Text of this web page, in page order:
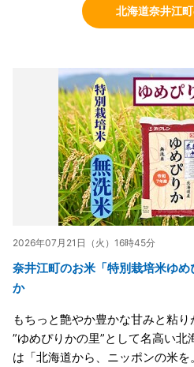
北海道奈井江
2026年07月21日（火）16時45分
奈井江町のお米「特別栽培米ゆ
か
もちっと艶やか豊かな甘みと粘り
”ゆめぴりかの里”として名高い
は「北海道から、ニッポンの米